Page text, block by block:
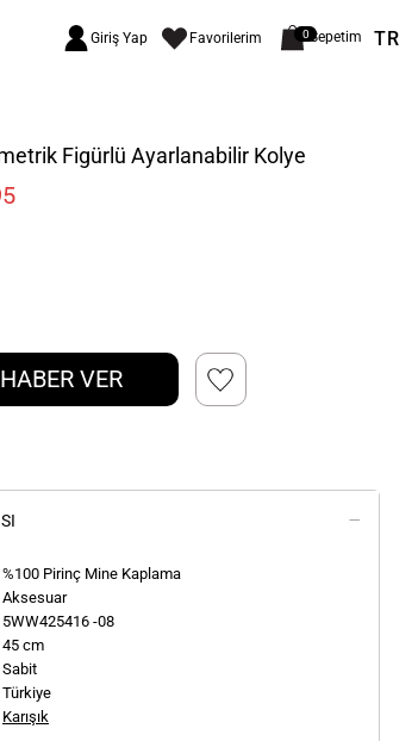
Giriş Yap Favorilerim 0Sepetim TR
Figürlü Ayarlanabilir Kolye
VER
%100 Pirinç Mine Kaplama
Aksesuar
5WW425416 -08
45 cm
Sabit
Türkiye
Karışık